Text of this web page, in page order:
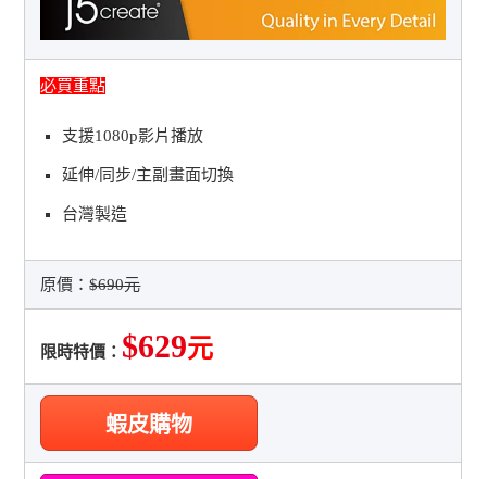
必買重點
支援1080p影片播放
延伸/同步/主副畫面切換
台灣製造
原價：$690元
限時特價： $629元
蝦皮購物